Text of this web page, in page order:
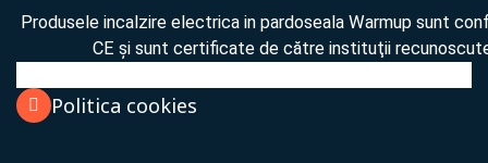
Produsele incalzire electrica in pardoseala Warmup sunt
CE şi sunt certificate de către instituţii
Politica cookies